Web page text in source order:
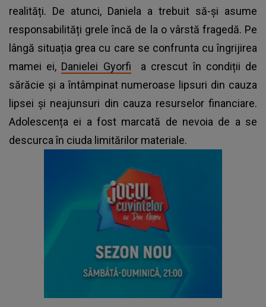
realități. De atunci, Daniela a trebuit să-și asume
responsabilități grele încă de la o vârstă fragedă. Pe
lângă situația grea cu care se confrunta cu îngrijirea
mamei ei, Danielei Gyorfi a crescut în condiții de
sărăcie și a întâmpinat numeroase lipsuri din cauza
lipsei și neajunsuri din cauza resurselor financiare.
Adolescența ei a fost marcată de nevoia de a se
descurca în ciuda limitărilor materiale.